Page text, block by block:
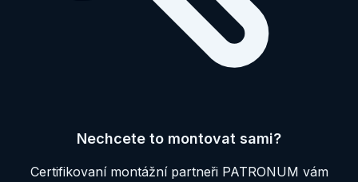
Nechcete to montovat sami?
Certifikovaní montážní partneři PATRONUM vám